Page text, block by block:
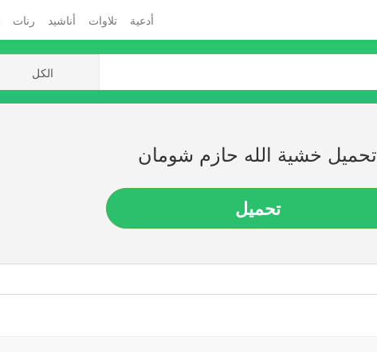
أدعية تلاوات أناشيد رنات
تحميل خشية الله حازم شومان
تحميل